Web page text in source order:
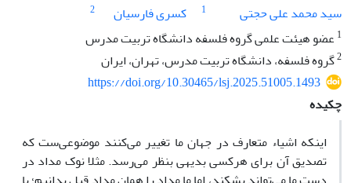
سید محمد علی حجتی
1 کسری فارسیان
2
1 عضو هیئت علمی گروه فلسفه دانشگاه تربیت مدرس
2گروه فلسفه، دانشگاه تربیت مدرس، تهران، ایران
https://doi.org/10.30465/lsj.2025.51005.1493
چکیده
اینکه اشیاء متعارف در جهان ما تغییر می‌کنند موضوعی‌ست که
تصدیق آن برای هرکسی بدیهی بنظر می‌رسد. مثلا نوک مداد در